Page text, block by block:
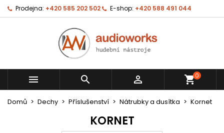
Prodejna: +420 585 202 502 E-shop: +420 588 491 044
   shopping_cart0
Domů Dechy Příslušenství Nátrubky a dusítka Kornet
KORNET